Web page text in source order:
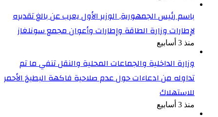
باسم رئيس الجمهورية, الوزير الأول يعرب عن بالغ تقديره
لإطارات وزارة الطاقة وإطارات وأعوان مجمع سونلغاز
منذ 3 أسابيع
وزارة الداخلية والجماعات المحلية والنقل تنفي ما تم
تداوله من ادعاءات حول عدم صلاحية فاكهة البطيخ الأحمر
للاستهلاك
منذ 3 أسابيع